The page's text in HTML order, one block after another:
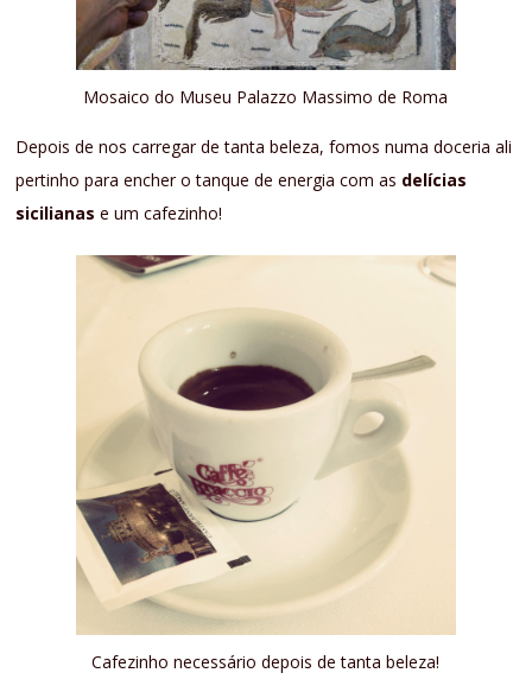
Mosaico do Museu Palazzo Massimo de Roma
Depois de nos carregar de tanta beleza, fomos numa doceria ali
pertinho para encher o tanque de energia com as delícias
sicilianas e um cafezinho!
Cafezinho necessário depois de tanta beleza!